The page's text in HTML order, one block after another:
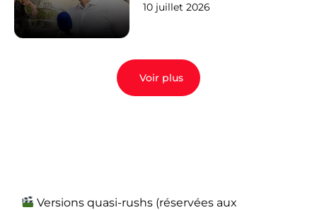
10 juillet 2026
Voir plus
Versions quasi-rushs (réservées aux